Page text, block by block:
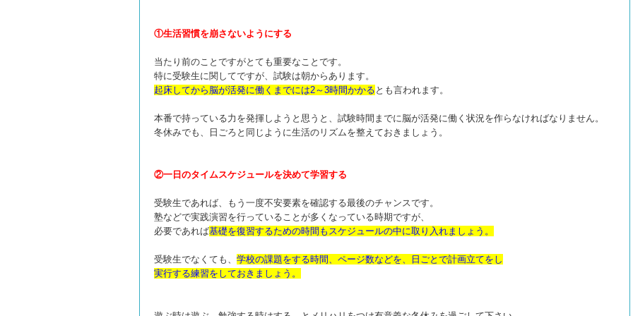
①生活習慣を崩さないようにする
当たり前のことですがとても重要なことです。
特に受験生に関してですが、試験は朝からあります。
起床してから 脳が活発に働くまでには2～3時間かかる とも言われます。
本番で持っている力を発揮しようと思うと、試験時間までに脳が活発に働く状況を作らなければなりません。
冬休みでも、日ごろと同じように生活のリズムを整えておきましょう。
②一日のタイムスケジュールを決めて学習する
受験生であれば、もう一度不安要素を確認する最後のチャンスです。
塾などで実践演習を行っていることが多くなっている時期ですが、
必要であれば基礎を復習するための時間もスケジュールの中に取り入れましょう。
受験生でなくても、 学校の課題をする時間、ページ数などを、日ごとで計画立てをし
実行する練習をしておきましょう。